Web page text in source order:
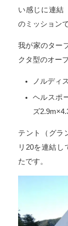
い感じに連結
のミッションで
我が家のター
クタ型のオー
ノルディ
ヘルスポ
ズ
テント（グラ
リ20を連結し
たです。